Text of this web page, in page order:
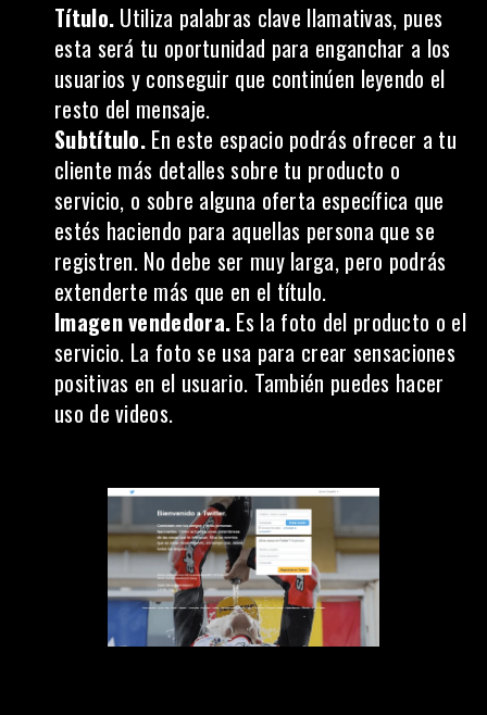
Título. Utiliza palabras clave llamativas, pues
esta será tu oportunidad para enganchar a los
usuarios y conseguir que continúen leyendo el
resto del mensaje.
Subtítulo. En este espacio podrás ofrecer a tu
cliente más detalles sobre tu producto o
servicio, o sobre alguna oferta específica que
estés haciendo para aquellas persona que se
registren. No debe ser muy larga, pero podrás
extenderte más que en el título.
Imagen vendedora. Es la foto del producto o el
servicio. La foto se usa para crear sensaciones
positivas en el usuario. También puedes hacer
uso de videos.